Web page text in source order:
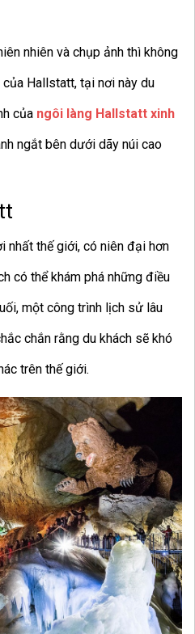
nhiên và chụp ảnh thì không
Hallstatt, tại nơi này du
của ngôi làng Hallstatt xinh
ngắt bên dưới dãy núi cao
nhất thế giới, có niên đại hơn
có thể khám phá những điều
một công trình lịch sử lâu
chắn rằng du khách sẽ khó
trên thế giới.